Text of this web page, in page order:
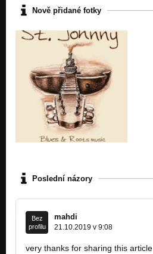
Nově přidané fotky
Poslední názory
Bez
profilu
mahdi
21.10.2019 v 9:08
very thanks for sharing this article